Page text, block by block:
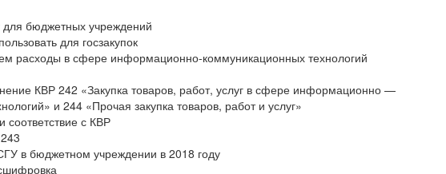
для бюджетных учреждений
для госзакупок
расходы в сфере информационно-коммуникационных технологий
КВР 242 «Закупка товаров, работ, услуг в сфере информационно —
и 244 «Прочая закупка товаров, работ и услуг»
с КВР
в бюджетном учреждении в 2018 году